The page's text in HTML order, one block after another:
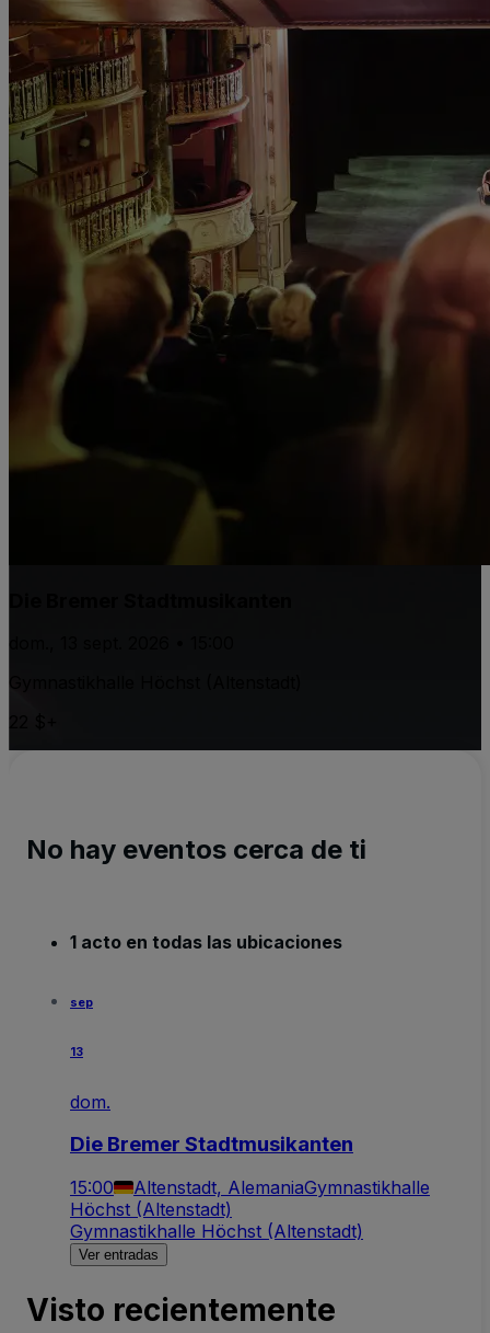
No hay eventos cerca de ti
1 acto en todas las ubicaciones
sep
13
dom.
Die Bremer Stadtmusikanten
15:00 Altenstadt, AlemaniaGymnastikhalle
Höchst (Altenstadt)
Gymnastikhalle Höchst (Altenstadt)
Ver entradas
Visto recientemente